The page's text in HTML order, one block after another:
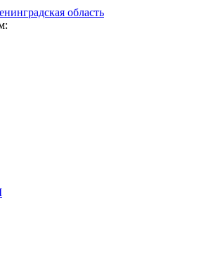
область